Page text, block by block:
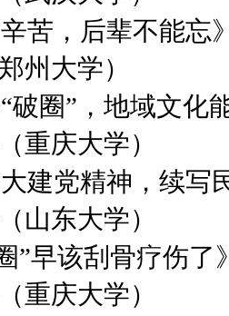
苦，后辈不能忘
州大学）
破圈”，地域文化
重庆大学）
建党精神，续写
山东大学）
”早该刮骨疗伤了
重庆大学）